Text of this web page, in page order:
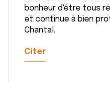
bonheur d'être tous
et continue à bien
Chantal.
Citer